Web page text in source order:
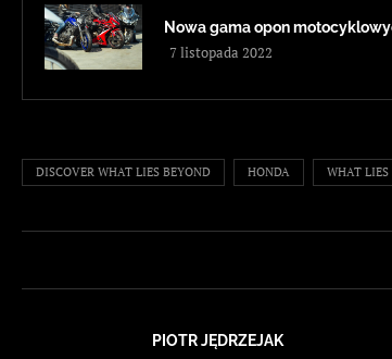
Nowa gama opon
7 listopada 2022
DISCOVER WHAT LIES BEYOND HONDA WHAT LIES
PIOTR JĘDRZEJAK